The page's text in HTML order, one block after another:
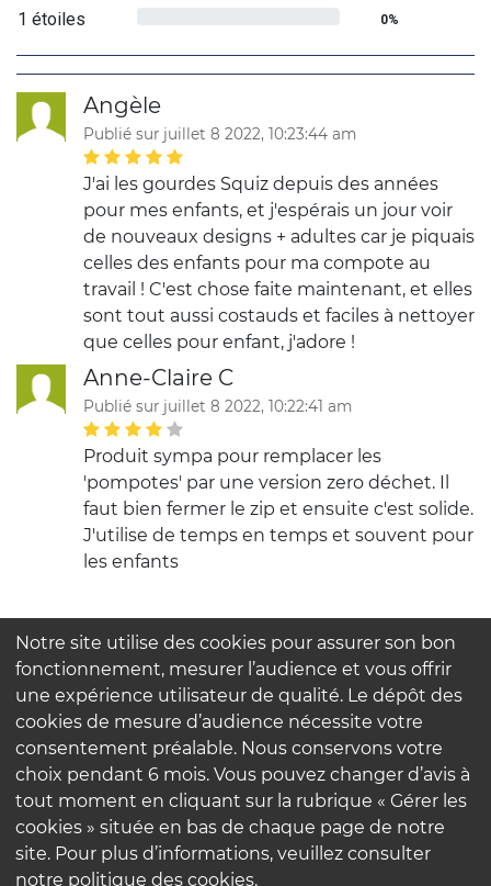
1 étoiles 0%
Angèle
Publié sur juillet 8 2022, 10:23:44 am
J'ai les gourdes Squiz depuis des années
pour mes enfants, et j'espérais un jour voir
de nouveaux designs + adultes car je piquais
celles des enfants pour ma compote au
travail ! C'est chose faite maintenant, et elles
sont tout aussi costauds et faciles à nettoyer
que celles pour enfant, j'adore !
Anne-Claire C
Publié sur juillet 8 2022, 10:22:41 am
Produit sympa pour remplacer les
'pompotes' par une version zero déchet. Il
faut bien fermer le zip et ensuite c'est solide.
J'utilise de temps en temps et souvent pour
les enfants
FAQ
Contactez-nous
Nos engagements
Mentions légales
Politique de confidentialité
Notre site utilise des cookies pour assurer son bon
fonctionnement, mesurer l’audience et vous offrir
une expérience utilisateur de qualité. Le dépôt des
cookies de mesure d’audience nécessite votre
consentement préalable. Nous conservons votre
choix pendant 6 mois. Vous pouvez changer d’avis à
tout moment en cliquant sur la rubrique « Gérer les
cookies » située en bas de chaque page de notre
site. Pour plus d’informations, veuillez consulter
notre politique des cookies.